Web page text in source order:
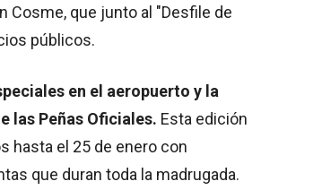
Cosme, que junto al "Desfile de
públicos.
en el aeropuerto y la
las Peñas Oficiales. Esta edición
hasta el 25 de enero con
que duran toda la madrugada.